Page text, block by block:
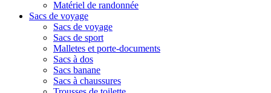
Matériel de randonnée
Sacs de voyage
Sacs de voyage
Sacs de sport
Malletes et porte-documents
Sacs à dos
Sacs banane
Sacs à chaussures